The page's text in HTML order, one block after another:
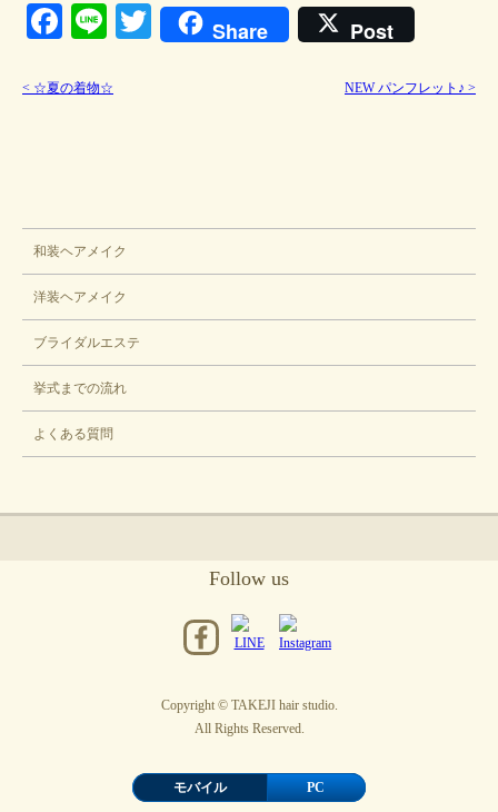
Facebook
LineTwitter
Share Post
< ☆夏の着物☆ NEW パンフレット♪ >
ブライダル
和装ヘアメイク
洋装ヘアメイク
ブライダルエステ
挙式までの流れ
よくある質問
Follow us
Copyright © TAKEJI hair studio.
All Rights Reserved.
モバイル PC